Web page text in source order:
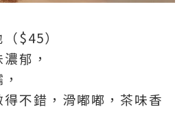
$45）
郁，
不錯，滑嘟嘟，茶味香